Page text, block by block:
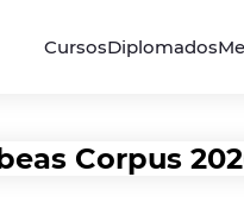
CursosDiplomados
Corpus